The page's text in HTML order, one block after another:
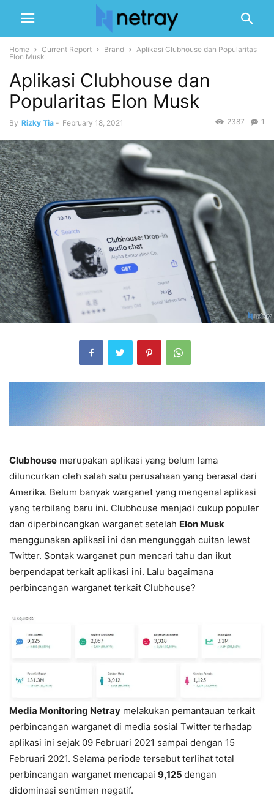
Home Current Report Brand
Aplikasi Clubhouse dan Popularitas
Elon Musk
Aplikasi Clubhouse dan
Popularitas Elon Musk
By Rizky Tia - February 18, 2021 1
2387
Clubhouse merupakan aplikasi yang belum lama
diluncurkan oleh salah satu perusahaan yang berasal dari
Amerika. Belum banyak warganet yang mengenal aplikasi
yang terbilang baru ini. Clubhouse menjadi cukup populer
dan diperbincangkan warganet setelah Elon Musk
menggunakan aplikasi ini dan mengunggah cuitan lewat
Twitter. Sontak warganet pun mencari tahu dan ikut
berpendapat terkait aplikasi ini. Lalu bagaimana
perbincangan warganet terkait Clubhouse?
Media Monitoring Netray melakukan pemantauan terkait
perbincangan warganet di media sosial Twitter terhadap
aplikasi ini sejak 09 Februari 2021 sampai dengan 15
Februari 2021. Selama periode tersebut terlihat total
perbincangan warganet mencapai 9,125 dengan
didominasi sentimen negatif.